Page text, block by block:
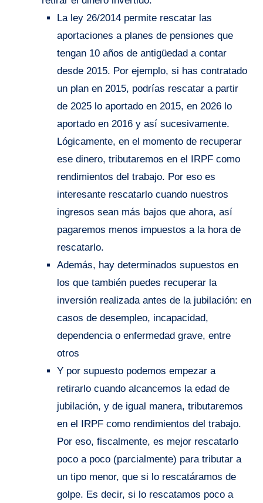
La ley 26/2014 permite rescatar las
aportaciones a planes de pensiones que
tengan 10 años de antigüedad a contar
desde 2015. Por ejemplo, si has contratado
un plan en 2015, podrías rescatar a partir
de 2025 lo aportado en 2015, en 2026 lo
aportado en 2016 y así sucesivamente.
Lógicamente, en el momento de recuperar
ese dinero, tributaremos en el IRPF como
rendimientos del trabajo. Por eso es
interesante rescatarlo cuando nuestros
ingresos sean más bajos que ahora, así
pagaremos menos impuestos a la hora de
rescatarlo.
Además, hay determinados supuestos en
los que también puedes recuperar la
inversión realizada antes de la jubilación: en
casos de desempleo, incapacidad,
dependencia o enfermedad grave, entre
otros
Y por supuesto podemos empezar a
retirarlo cuando alcancemos la edad de
jubilación, y de igual manera, tributaremos
en el IRPF como rendimientos del trabajo.
Por eso, fiscalmente, es mejor rescatarlo
poco a poco (parcialmente) para tributar a
un tipo menor, que si lo rescatáramos de
golpe. Es decir, si lo rescatamos poco a